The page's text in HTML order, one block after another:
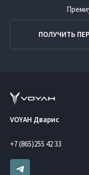
ПОЛУЧИТЬ
VOYAH Дварис
+7 (865)255 42 33